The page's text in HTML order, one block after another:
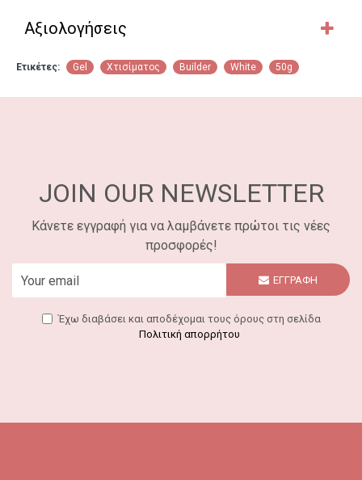
Αξιολογήσεις
Ετικέτες: Gel Χτισίματος Builder White 50g
JOIN OUR NEWSLETTER
Κάνετε εγγραφή για να λαμβάνετε πρώτοι τις νέες
προσφορές!
ΕΓΓΡΑΦΗ
Έχω διαβάσει και αποδέχομαι τους όρους στη σελίδα
Πολιτική απορρήτου